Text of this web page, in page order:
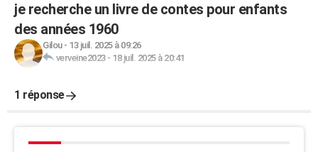
je recherche un livre de contes pour enfants
des années 1960
Gilou- 13 juil. 2025 à 09:26
verveine2023- 18 juil. 2025 à 20:41
1 réponse